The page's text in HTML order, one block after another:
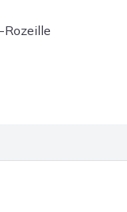
Rozeille